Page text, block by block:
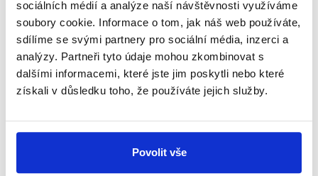
sociálních médií a analýze naší návštěvnosti využíváme
soubory cookie. Informace o tom, jak náš web používáte,
sdílíme se svými partnery pro sociální média, inzerci a
analýzy. Partneři tyto údaje mohou zkombinovat s
dalšími informacemi, které jste jim poskytli nebo které
získali v důsledku toho, že používáte jejich služby.
Povolit vše